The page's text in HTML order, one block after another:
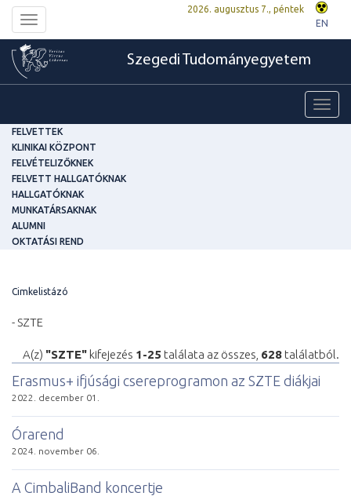
Toggle
navigation
2026. augusztus 7., péntek
EN
Szegedi Tudományegyetem
FELVETTEK
KLINIKAI KÖZPONT
FELVÉTELIZŐKNEK
FELVETT HALLGATÓKNAK
HALLGATÓKNAK
MUNKATÁRSAKNAK
ALUMNI
OKTATÁSI REND
Cimkelistázó
- SZTE
A(z) "SZTE" kifejezés 1-25 találata az összes, 628 találatból.
Erasmus+ ifjúsági csereprogramon az SZTE diákjai
2022. december 01.
Órarend
2024. november 06.
A CimbaliBand koncertje